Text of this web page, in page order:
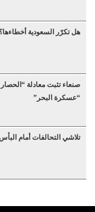
هل تكرّر السعودية أخطاءها؟
صنعاء تثبت معادلة
“عسكرة البحر”
تلاشي التحالفات أمام